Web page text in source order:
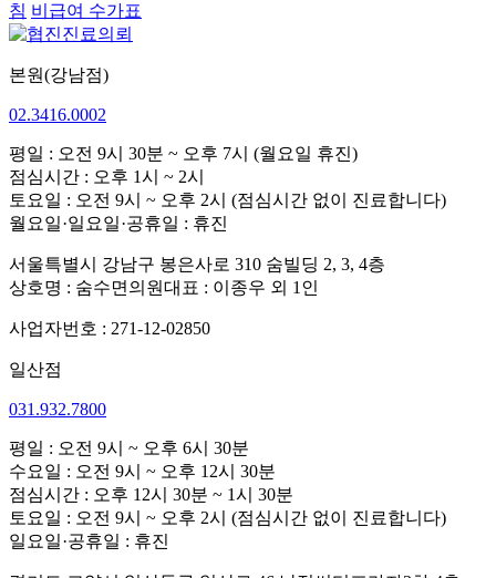
침 비급여 수가표
본원(강남점)
02.3416.0002
평일 : 오전 9시 30분 ~ 오후 7시 (월요일 휴진)
점심시간 : 오후 1시 ~ 2시
토요일 : 오전 9시 ~ 오후 2시 (점심시간 없이 진료합니다)
월요일·일요일·공휴일 : 휴진
서울특별시 강남구 봉은사로 310 숨빌딩 2, 3, 4층
상호명 : 숨수면의원대표 : 이종우 외 1인
사업자번호 : 271-12-02850
일산점
031.932.7800
평일 : 오전 9시 ~ 오후 6시 30분
수요일 : 오전 9시 ~ 오후 12시 30분
점심시간 : 오후 12시 30분 ~ 1시 30분
토요일 : 오전 9시 ~ 오후 2시 (점심시간 없이 진료합니다)
일요일·공휴일 : 휴진